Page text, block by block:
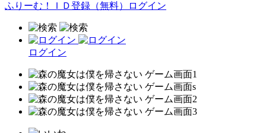
ふりーむ！ＩＤ登録（無料） ログイン
ログイン